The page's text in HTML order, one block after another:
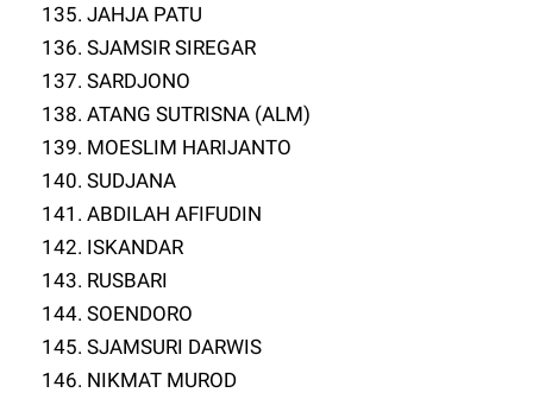
135. JAHJA PATU
136. SJAMSIR SIREGAR
137. SARDJONO
138. ATANG SUTRISNA (ALM)
139. MOESLIM HARIJANTO
140. SUDJANA
141. ABDILAH AFIFUDIN
142. ISKANDAR
143. RUSBARI
144. SOENDORO
145. SJAMSURI DARWIS
146. NIKMAT MUROD